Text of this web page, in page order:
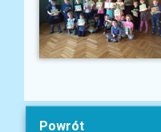
Powrót